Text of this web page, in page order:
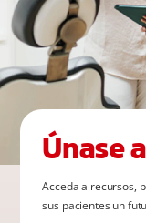
Únase
Acceda a recursos,
sus pacientes un